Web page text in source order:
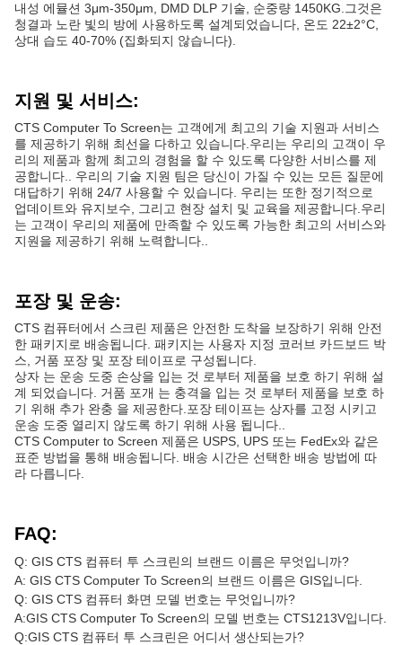
내성 에뮬션 3μm-350μm, DMD DLP 기술, 순중량 1450KG.그것은
청결과 노란 빛의 방에 사용하도록 설계되었습니다, 온도 22±2°C,
상대 습도 40-70% (집화되지 않습니다).
지원 및 서비스:
CTS Computer To Screen는 고객에게 최고의 기술 지원과 서비스
를 제공하기 위해 최선을 다하고 있습니다.우리는 우리의 고객이 우
리의 제품과 함께 최고의 경험을 할 수 있도록 다양한 서비스를 제
공합니다.. 우리의 기술 지원 팀은 당신이 가질 수 있는 모든 질문에
대답하기 위해 24/7 사용할 수 있습니다. 우리는 또한 정기적으로
업데이트와 유지보수, 그리고 현장 설치 및 교육을 제공합니다.우리
는 고객이 우리의 제품에 만족할 수 있도록 가능한 최고의 서비스와
지원을 제공하기 위해 노력합니다..
포장 및 운송:
CTS 컴퓨터에서 스크린 제품은 안전한 도착을 보장하기 위해 안전
한 패키지로 배송됩니다. 패키지는 사용자 지정 코러브 카드보드 박
스, 거품 포장 및 포장 테이프로 구성됩니다.
상자 는 운송 도중 손상을 입는 것 로부터 제품을 보호 하기 위해 설
계 되었습니다. 거품 포개 는 충격을 입는 것 로부터 제품을 보호 하
기 위해 추가 완충 을 제공한다.포장 테이프는 상자를 고정 시키고
운송 도중 열리지 않도록 하기 위해 사용 됩니다..
CTS Computer to Screen 제품은 USPS, UPS 또는 FedEx와 같은
표준 방법을 통해 배송됩니다. 배송 시간은 선택한 배송 방법에 따
라 다릅니다.
FAQ:
Q: GIS CTS 컴퓨터 투 스크린의 브랜드 이름은 무엇입니까?
A: GIS CTS Computer To Screen의 브랜드 이름은 GIS입니다.
Q: GIS CTS 컴퓨터 화면 모델 번호는 무엇입니까?
A:GIS CTS Computer To Screen의 모델 번호는 CTS1213V입니다.
Q:GIS CTS 컴퓨터 투 스크린은 어디서 생산되는가?